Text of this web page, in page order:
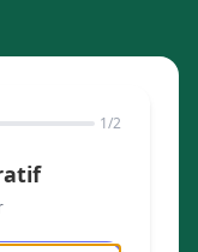
1/2